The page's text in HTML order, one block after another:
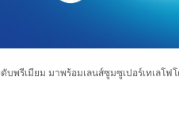
พรีเมียม มาพร้อมเลนส์ซูมซูเปอร์เทเลโ